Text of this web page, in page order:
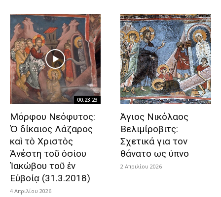
00:23:23
Μόρφου Νεόφυτος:
Ὁ δίκαιος Λάζαρος
καὶ τὸ Χριστὸς
Ἀνέστη τοῦ ὁσίου
Ἰακώβου τοῦ ἐν
Εὐβοίᾳ (31.3.2018)
4 Απριλίου 2026
Άγιος Νικόλαος
Βελιμίροβιτς:
Σχετικά για τον
θάνατο ως ύπνο
2 Απριλίου 2026